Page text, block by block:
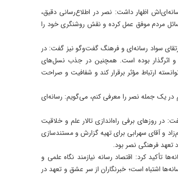
اظهار داشت: نصر در اطلاع‌رسانی دقیق،
مردم موفق عمل کرده و نقش روشنگری خود را
سواد رسانه‌ای و فرهنگ گفت‌وگو نیز گفت: در
و اثرگذار بوده است. همچنین در جذب نسل‌های
ارتباط مؤثر برقرار کند و شفافیت و صراحت
یک جمله نصر را معرفی کنم، می‌گویم: رسانه‌ای
در روزهای برفی راه‌اندازی تالار علم و خلاقیت
و آقای سهرابی برای تهیه گزارش و مستندسازی
تعهد فرهنگی نصر بود.
تأکید کرد: اقتصاد رسانه نیازمند نگاه علمی و
اشتباه است؛ خبرنگاران از سر عشق و تعهد در